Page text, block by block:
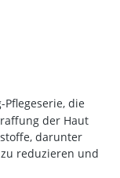
die
der Haut
darunter
reduzieren und